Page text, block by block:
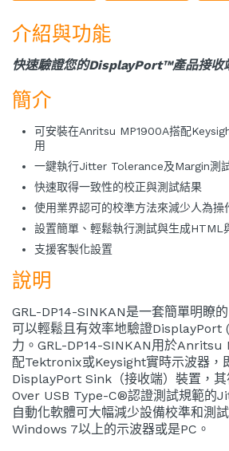
介紹與功能
快速驗證您的DisplayPort™產品接收
簡介
可安裝在Anritsu MP1900A搭配
用
一鍵執行Jitter Tolerance及Margin測
快速取得一致性的校正與測試結果
使用業界認可的校準方法來減少人為操
設置簡單、輕鬆執行測試與生成HTML
支援客製化設置
說明
GRL-DP14-SINKAN是一套簡單明瞭
可以輕鬆且有效率地驗證DisplayPort
力。GRL-DP14-SINKAN用於Anritsu
配Tektronix或Keysight實時示波器，
DisplayPort Sink（接收端）裝置，其
Over USB Type-C®認證測試規範的
自動化軟體可大幅減少設備校準和測
Windows 7以上的示波器或是PC。